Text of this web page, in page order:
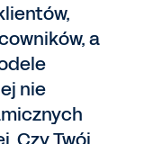
a
nie